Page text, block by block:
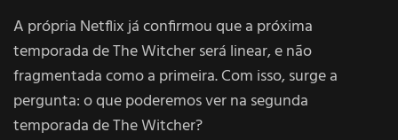
A própria Netflix já confirmou que a próxima
temporada de The Witcher será linear, e não
fragmentada como a primeira. Com isso, surge a
pergunta: o que poderemos ver na segunda
temporada de The Witcher?